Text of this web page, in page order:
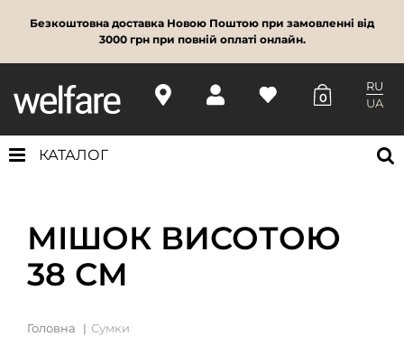
Безкоштовна доставка Новою Поштою при замовленні від
3000 грн при повній оплаті онлайн.
0
RU
UA
КАТАЛОГ
МІШОК ВИСОТОЮ
38 СМ
Головна Сумки